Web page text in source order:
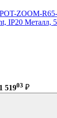
ZOOM-
IP20 Металл,
51903 ₽